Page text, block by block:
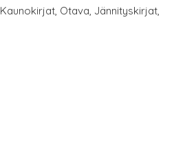
Kaunokirjat, Otava, Jännityskirjat,